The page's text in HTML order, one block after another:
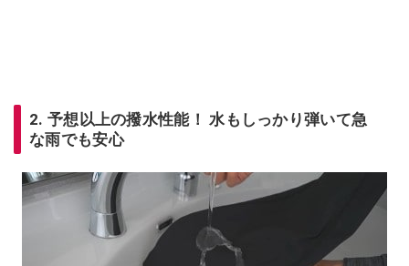
2. 予想以上の撥水性能！ 水もしっかり弾いて急
な雨でも安心